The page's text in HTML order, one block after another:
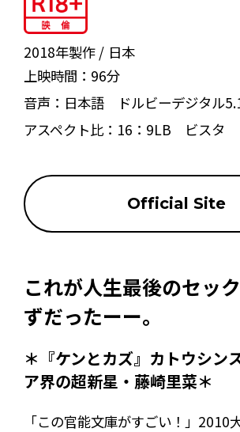
2018年製作
日本
上映時間： 96分
音声： 日本語 ドルビーデジタル
アスペクト比： 16：9LB ビスタ
Official Site
これが人生最後のセッ
ずだったーー。
＊『ケンとカズ』カトウシン
ア界の超新星・藤崎里菜＊
「この官能文庫がすごい！」2010